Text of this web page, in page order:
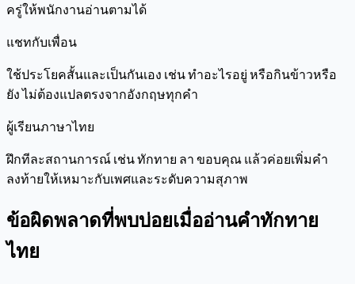
ครู่ให้พนักงานอ่านตามได้
แชทกับเพื่อน
ใช้ประโยคสั้นและเป็นกันเอง เช่น ทำอะไรอยู่ หรือกินข้าวหรือ
ยัง ไม่ต้องแปลตรงจากอังกฤษทุกคำ
ผู้เรียนภาษาไทย
ฝึกทีละสถานการณ์ เช่น ทักทาย ลา ขอบคุณ แล้วค่อยเพิ่มคำ
ลงท้ายให้เหมาะกับเพศและระดับความสุภาพ
ข้อผิดพลาดที่พบบ่อยเมื่ออ่านคำทักทาย
ไทย